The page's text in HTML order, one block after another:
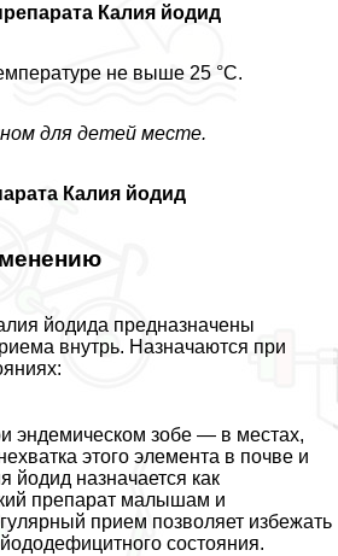
Калия йодид
не выше 25 °C.
для детей месте.
Калия йодид
йодида предназначены
внутрь. Назначаются при
эндемическом зобе — в местах,
этого элемента в почве и
йодид назначается как
препарат малышам и
прием позволяет избежать
состояния.